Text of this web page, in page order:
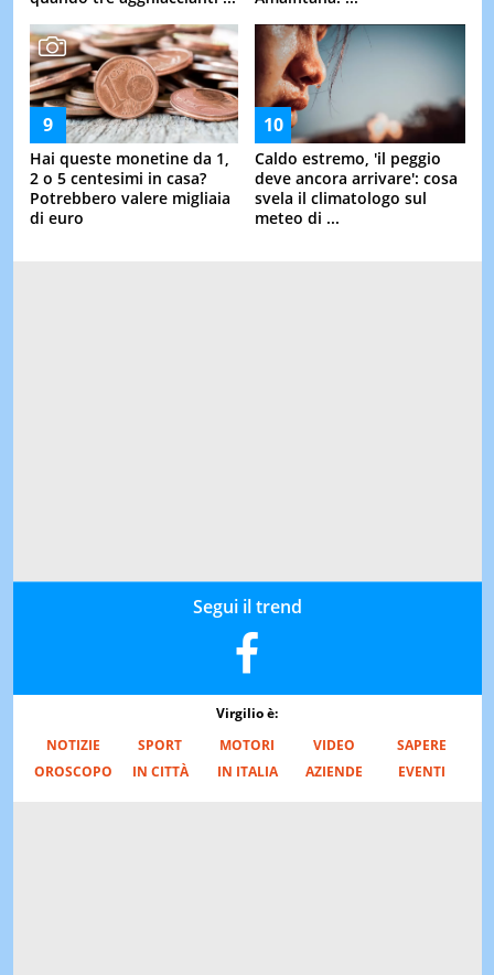
Hai queste monetine da 1,
2 o 5 centesimi in casa?
Potrebbero valere migliaia
di euro
Caldo estremo, 'il peggio
deve ancora arrivare': cosa
svela il climatologo sul
meteo di ...
Segui il trend
Virgilio è:
NOTIZIE
SPORT MOTORI VIDEO
SAPERE
OROSCOPO
IN CITTÀ IN ITALIA AZIENDE EVENTI